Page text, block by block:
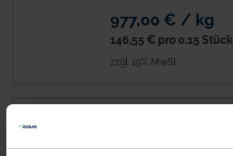
977,00 € / kg
146,55 € pro 0.15 Stück
zzgl. 19% MwSt.